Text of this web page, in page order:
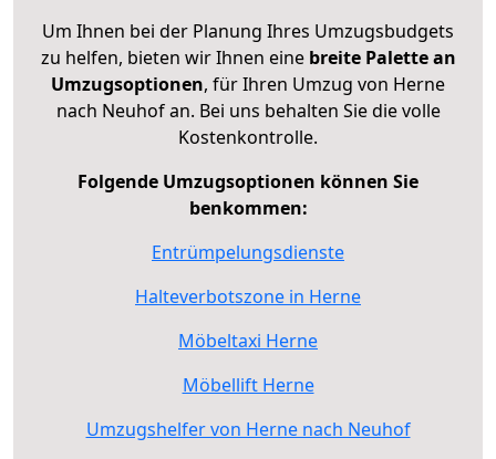
Um Ihnen bei der Planung Ihres Umzugsbudgets
zu helfen, bieten wir Ihnen eine breite Palette an
Umzugsoptionen, für Ihren Umzug von Herne
nach Neuhof an. Bei uns behalten Sie die volle
Kostenkontrolle.
Folgende Umzugsoptionen können Sie
benkommen:
Entrümpelungsdienste
Halteverbotszone in Herne
Möbeltaxi Herne
Möbellift Herne
Umzugshelfer von Herne nach Neuhof